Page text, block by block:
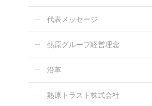
代表メッセージ
熱原グループ経営理念
沿革
熱原トラスト株式会社